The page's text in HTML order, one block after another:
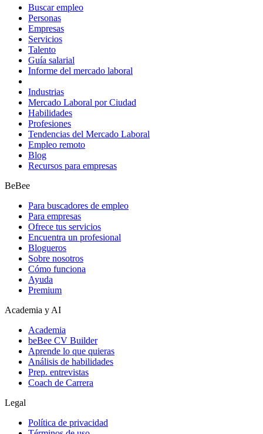
Buscar empleo
Personas
Empresas
Servicios
Talento
Guía salarial
Informe del mercado laboral
Industrias
Mercado Laboral por Ciudad
Habilidades
Profesiones
Tendencias del Mercado Laboral
Empleo remoto
Blog
Recursos para empresas
BeBee
Para buscadores de empleo
Para empresas
Ofrece tus servicios
Encuentra un profesional
Blogueros
Sobre nosotros
Cómo funciona
Ayuda
Premium
Academia y AI
Academia
beBee CV Builder
Aprende lo que quieras
Análisis de habilidades
Prep. entrevistas
Coach de Carrera
Legal
Política de privacidad